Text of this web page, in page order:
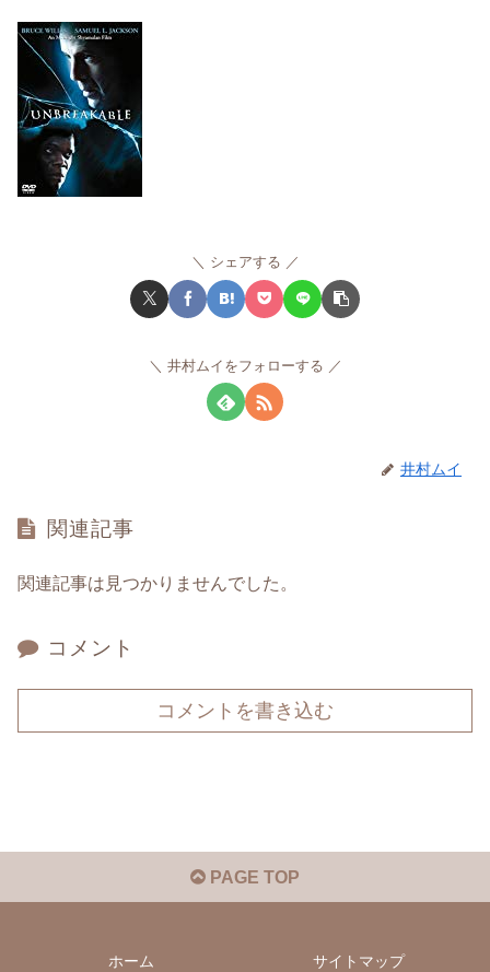
シェアする
井村ムイをフォローする
井村ムイ
関連記事
関連記事は見つかりませんでした。
コメント
コメントを書き込む
PAGE TOP
ホーム
サイトマップ